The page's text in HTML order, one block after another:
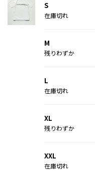
S
在庫切れ
M
残りわずか
L
在庫切れ
XL
残りわずか
XXL
在庫切れ